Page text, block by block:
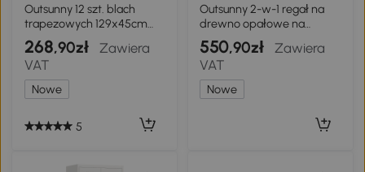
Outsunny 12 szt. blach
trapezowych 129x45cm
7m² ocynkowana blacha
dachowa 0,25 mm
odporna na warunki
atmosferyczne Jasnoszary
268,90zł
Zawiera
VAT
Nowe
5
Outsunny 2-w-1 regał na
drewno opałowe na
zewnątrz ocynkowana stal
235 x 67 x 149 cm regał na
drewno z szafką
narzędziową dach skośny
Ciemnoszary
550,90zł
Zawiera
VAT
Nowe